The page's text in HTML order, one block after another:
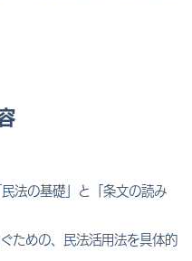
法の基礎」と「条文の読み
ための、民法活用法を具体的